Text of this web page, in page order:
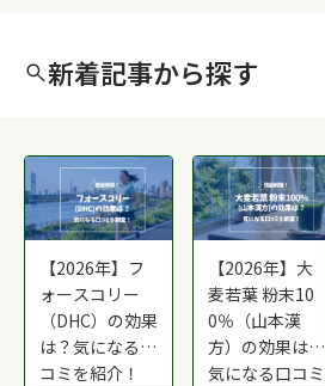
新着記事から探す
【2026年】フ
ォースコリー
（DHC）の効果
は？気になる口
コミを紹介！
【2026年】大
麦若葉 粉末10
0％（山本漢
方）の効果は？
気になる口コミ